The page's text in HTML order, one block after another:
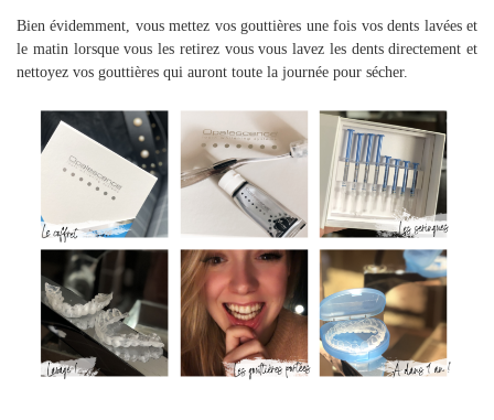
Bien évidemment, vous mettez vos gouttières une fois vos dents lavées et
le matin lorsque vous les retirez vous vous lavez les dents directement et
nettoyez vos gouttières qui auront toute la journée pour sécher.